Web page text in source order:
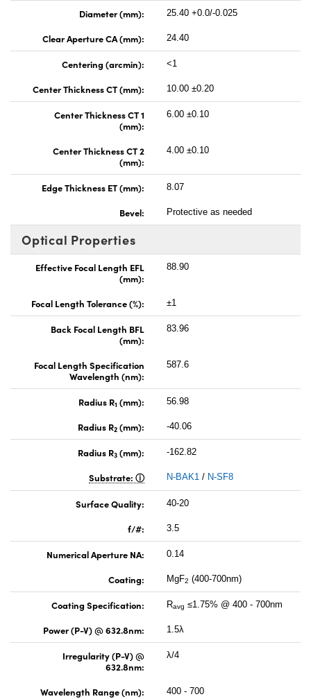
Diameter (mm): 25.40 +0.0/-0.025
Clear Aperture CA (mm): 24.40
Centering (arcmin): <1
Center Thickness CT (mm): 10.00 ±0.20
Center Thickness CT 1
(mm):
6.00 ±0.10
Center Thickness CT 2
(mm):
4.00 ±0.10
Edge Thickness ET (mm): 8.07
Bevel: Protective as needed
Optical Properties
Effective Focal Length EFL
(mm):
88.90
Focal Length Tolerance (%): ±1
Back Focal Length BFL
(mm):
83.96
Focal Length Specification
Wavelength (nm):
587.6
Radius R1 (mm): 56.98
Radius R2 (mm): -40.06
Radius R3 (mm): -162.82
Substrate: N-BAK1 / N-SF8
Surface Quality: 40-20
f/#: 3.5
Numerical Aperture NA: 0.14
Coating: MgF2 (400-700nm)
Coating Specification: Ravg ≤1.75% @ 400 - 700nm
Power (P-V) @ 632.8nm: 1.5λ
Irregularity (P-V) @
632.8nm:
λ/4
Wavelength Range (nm): 400 - 700